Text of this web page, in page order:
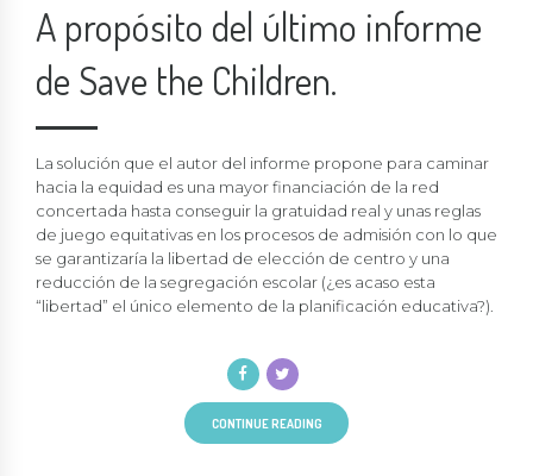
A propósito del último informe
de Save the Children.
La solución que el autor del informe propone para caminar
hacia la equidad es una mayor financiación de la red
concertada hasta conseguir la gratuidad real y unas reglas
de juego equitativas en los procesos de admisión con lo que
se garantizaría la libertad de elección de centro y una
reducción de la segregación escolar (¿es acaso esta
“libertad” el único elemento de la planificación educativa?).
CONTINUE READING